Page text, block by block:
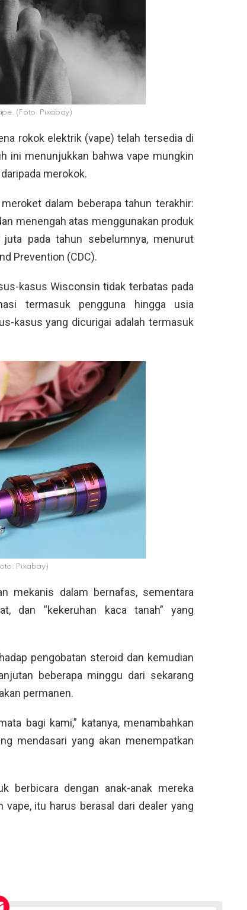
(Foto: Pixabay)
rokok elektrik (vape) telah tersedia di
ini menunjukkan bahwa vape mungkin
merokok.
dalam beberapa tahun terakhir:
menengah atas menggunakan produk
pada tahun sebelumnya, menurut
Prevention (CDC).
kasus Wisconsin tidak terbatas pada
termasuk pengguna hingga usia
kasus yang dicurigai adalah termasuk
Pixabay)
mekanis dalam bernafas, sementara
dan “kekeruhan kaca tanah” yang
pengobatan steroid dan kemudian
beberapa minggu dari sekarang
permanen.
bagi kami,” katanya, menambahkan
mendasari yang akan menempatkan
berbicara dengan anak-anak mereka
itu harus berasal dari dealer yang